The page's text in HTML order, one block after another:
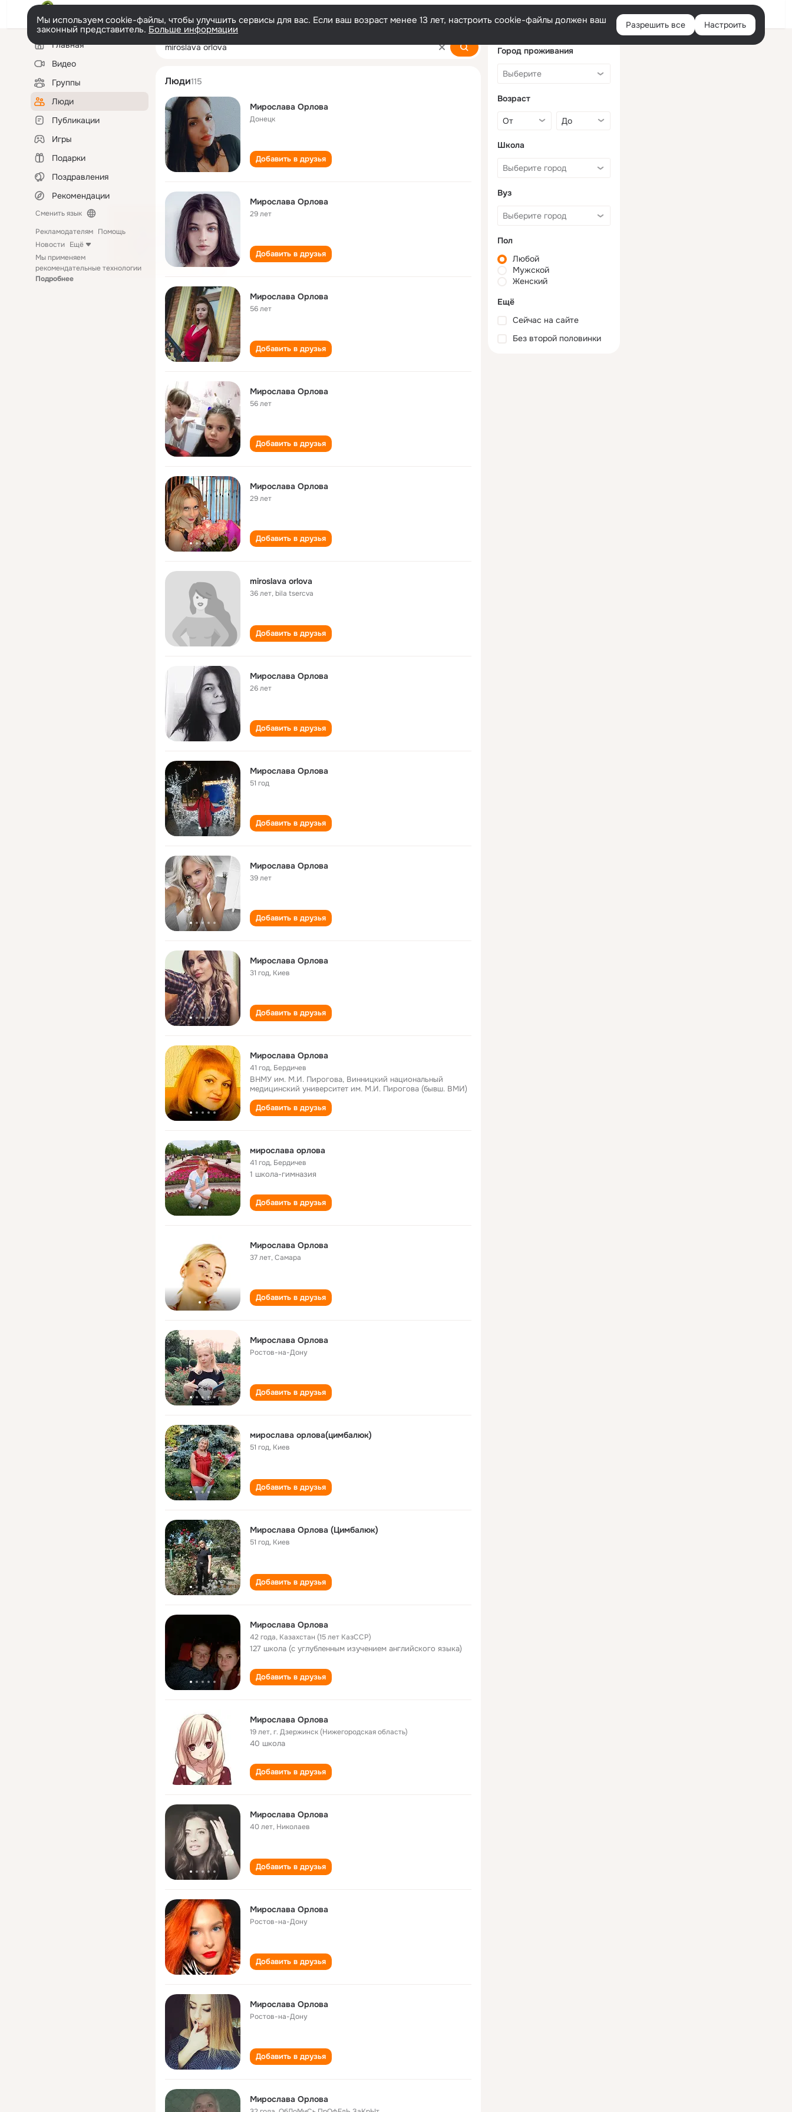
Войти
Мы используем cookie-файлы, чтобы улучшить сервисы для вас. Если ваш возраст менее 13 лет, настроить cookie-файлы должен ваш
законный представитель. Больше информации Разрешить все Настроить
Левая
колонкаГлавная
Видео
Группы
Люди
Публикации
Игры
Подарки
Поздравления
Рекомендации
Сменить язык
Рекламодателям Помощь
Новости Ещё
Мы применяем
рекомендательные технологии
Подробнее
miroslava orlova
Люди115
Мирослава Орлова
Донецк
Добавить в друзья
Мирослава Орлова
29 лет
Добавить в друзья
Мирослава Орлова
56 лет
Добавить в друзья
Мирослава Орлова
56 лет
Добавить в друзья
Мирослава Орлова
29 лет
Добавить в друзья
miroslava orlova
36 лет,bila tsercva
Добавить в друзья
Мирослава Орлова
26 лет
Добавить в друзья
Мирослава Орлова
51 год
Добавить в друзья
Мирослава Орлова
39 лет
Добавить в друзья
Мирослава Орлова
31 год, Киев
Добавить в друзья
Мирослава Орлова
41 год, Бердичев
ВНМУ им. М.И. Пирогова, Винницкий национальный
медицинский университет им. М.И. Пирогова (бывш. ВМИ)
Добавить в друзья
мирослава орлова
41 год, Бердичев
1 школа-гимназия
Добавить в друзья
Мирослава Орлова
37 лет,Самара
Добавить в друзья
Мирослава Орлова
Ростов-на-Дону
Добавить в друзья
мирослава орлова(цимбалюк)
51 год, Киев
Добавить в друзья
Мирослава Орлова (Цимбалюк)
51 год, Киев
Добавить в друзья
Мирослава Орлова
42 года, Казахстан (15 лет КазССР)
127 школа (с углубленным изучением английского языка)
Добавить в друзья
Мирослава Орлова
19 лет,г. Дзержинск (Нижегородская область)
40 школа
Добавить в друзья
Мирослава Орлова
40 лет, Николаев
Добавить в друзья
Мирослава Орлова
Ростов-на-Дону
Добавить в друзья
Мирослава Орлова
Ростов-на-Дону
Добавить в друзья
Мирослава Орловa
Город проживания
Возраст
Школа
Вуз
Пол
Любой
Мужской
Женский
Ещё
Сейчас на сайте
Без второй половинки